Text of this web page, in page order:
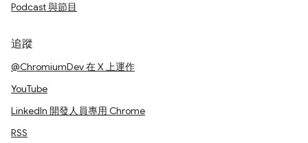
Podcast 與節目
追蹤
@ChromiumDev 在 X 上運作
YouTube
LinkedIn 開發人員專用 Chrome
RSS